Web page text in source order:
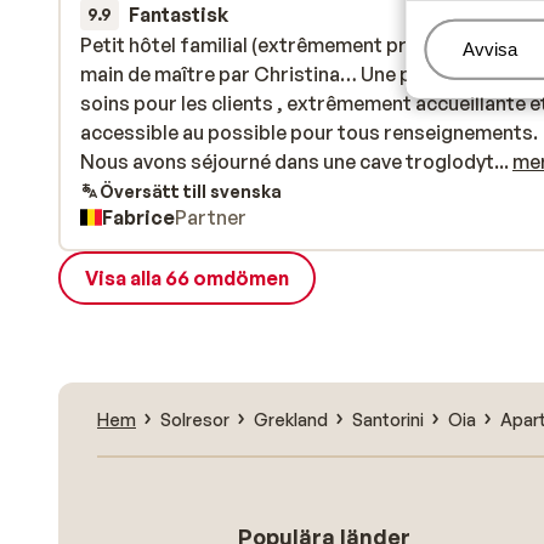
Hantera
Avvisa
9.9 Fantastisk
för 2 veckor
Petit hôtel familial (extrêmement propre!!!) tenu
main de maître par Christina… Une patronne aux
soins pour les clients , extrêmement accueillante
accessible au possible pour tous renseignements.
Nous avons séjourné dans une cave troglodyte…
vue était à tomber par terre! Nous y retournerons à
coup sûr!!!
Petit hôtel familial (extrêmement propre!!!) tenu
main de maître par Christina… Une patronne aux
soins pour les clients , extrêmement accueillante
accessible au possible pour tous renseignements.
Nous avons séjourné dans une cave troglodyt...
Översätt till svenska
FabricePartner
Visa alla 66 omdömen
Hem Solresor Grekland Santorini Oia
Populära länder